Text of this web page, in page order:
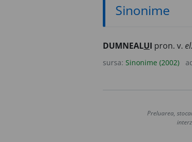
Sinonime
DUMNEALUI pron. v. el.
sursa: Sinonime (2002)
Preluarea,